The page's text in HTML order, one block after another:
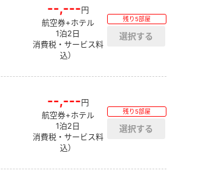
--,---円
航空券+ホテル
1泊2日
消費税・サービス料
込）
残り5部屋
--,---円
航空券+ホテル
1泊2日
消費税・サービス料
込）
残り5部屋